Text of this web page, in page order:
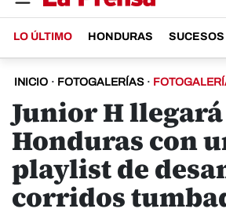
LO ÚLTIMO HONDURAS SUCESOS
INICIO · FOTOGALERÍAS ·
Junior H
Honduras con
playlist de
corridos